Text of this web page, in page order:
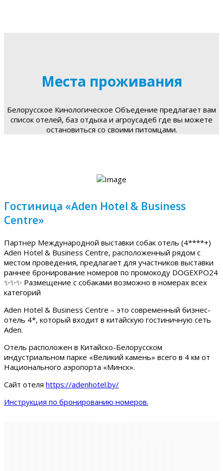
Места проживания
Белорусское Кинологическое Объедение предлагает вам
список отелей, баз отдыха и агроусадеб где вы можете
остановиться со своими питомцами.
Гостиница «Aden Hotel & Business
Centre»
Партнер Международной выставки собак отель (4****+)
Aden Hotel & Business Centre, расположенный рядом с
местом проведения, предлагает для участников выставки
раннее бронирование номеров по промокоду DOGEXPO24
✨✨✨ Размещение с собаками возможно в номерах всех
категорий
Aden Hotel & Business Centre – это современный бизнес-
отель 4*, который входит в китайскую гостиничную сеть
Aden.
Отель расположен в Китайско-Белорусском
индустриальном парке «Великий камень» всего в 4 км от
Национального аэропорта «Минск».
Сайт отеля https://adenhotel.by/
Инструкция по бронированию номеров.